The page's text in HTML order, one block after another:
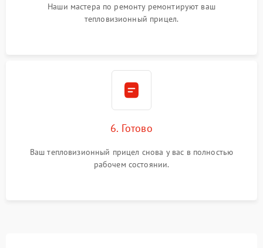
Наши мастера по ремонту ремонтируют ваш
тепловизионный прицел.
6. Готово
Ваш тепловизионный прицел снова у вас в полностью
рабочем состоянии.